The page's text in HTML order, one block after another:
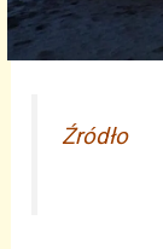
Źródło